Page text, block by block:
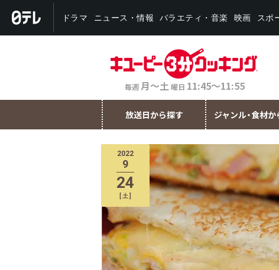
ドラマ ニュース・情報 バラエティ・音楽 映画 スポ
毎週月～土 曜日 11:45～11:55
放送日から探す ジャンル・食材
2022
9
24
土]